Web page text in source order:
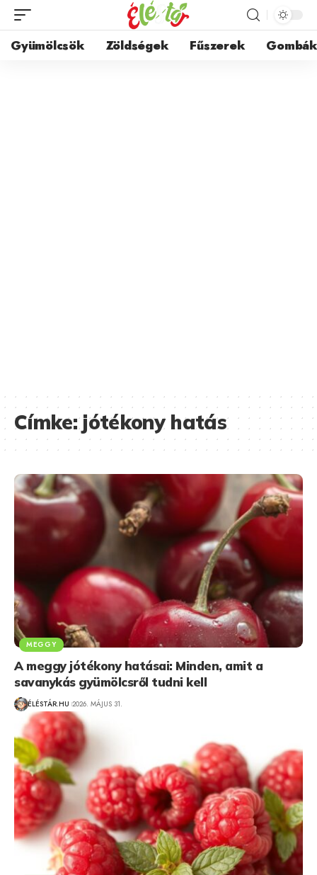
Gyümölcsök Zöldségek Fűszerek Gombák
Címke:jótékony hatás
MEGGY
A meggy jótékony hatásai: Minden, amit a
savanykás gyümölcsről tudni kell
ÉLÉSTÁR.HU 2026. MÁJUS 31.